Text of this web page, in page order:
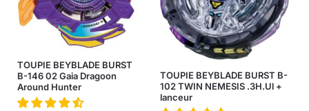
TOUPIE BEYBLADE BURST
B-146 02 Gaia Dragoon
Around Hunter
TOUPIE BEYBLADE BURST B-
102 TWIN NEMESIS .3H.Ul +
lanceur